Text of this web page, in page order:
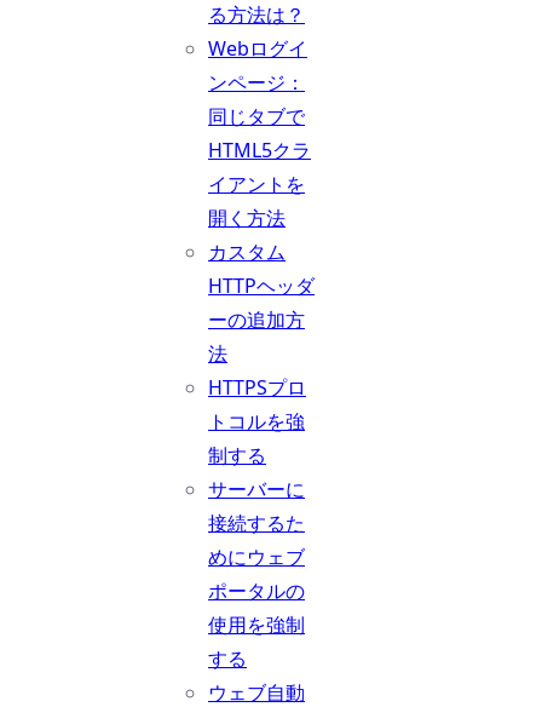
る方法は？
Webログイ
ンページ：
同じタブで
HTML5クラ
イアントを
開く方法
カスタム
HTTPヘッダ
ーの追加方
法
HTTPSプロ
トコルを強
制する
サーバーに
接続するた
めにウェブ
ポータルの
使用を強制
する
ウェブ自動